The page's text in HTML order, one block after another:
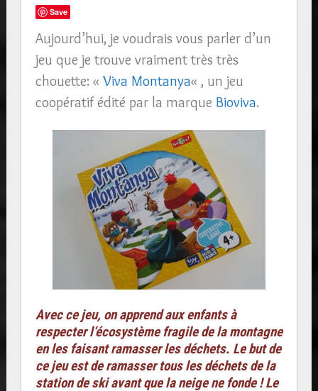
Save
Aujourd’hui, je voudrais vous parler d’un
jeu que je trouve vraiment très très
chouette: « Viva Montanya« , un jeu
coopératif édité par la marque Bioviva.
Avec ce jeu, on apprend aux enfants à
respecter l’écosystème fragile de la montagne
en les faisant ramasser les déchets. Le but de
ce jeu est de ramasser tous les déchets de la
station de ski avant que la neige ne fonde ! Le